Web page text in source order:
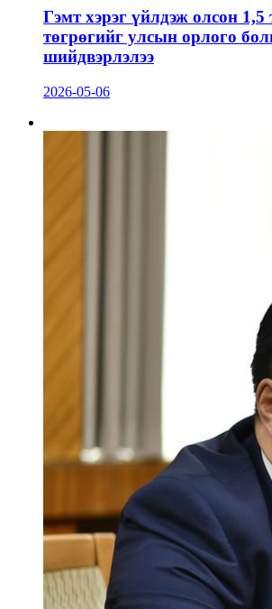
Гэмт хэрэг үйлдэж олсон 1,5
төгрөгийг улсын орлого
шийдвэрлэлээ
2026-05-06